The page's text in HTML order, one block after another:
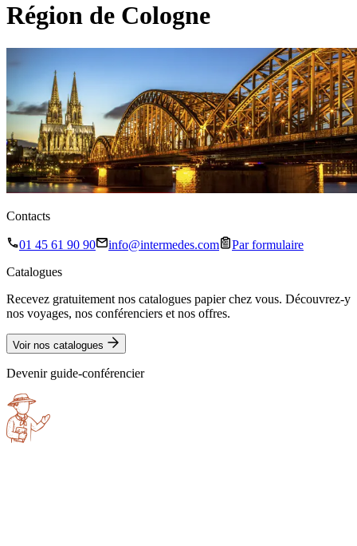
Région de Cologne
Contacts
01 45 61 90 90 info@intermedes.com
Par formulaire
Catalogues
Recevez gratuitement nos catalogues papier chez vous. Découvrez-y
nos voyages, nos conférenciers et nos offres.
Voir nos catalogues
Devenir guide-conférencier